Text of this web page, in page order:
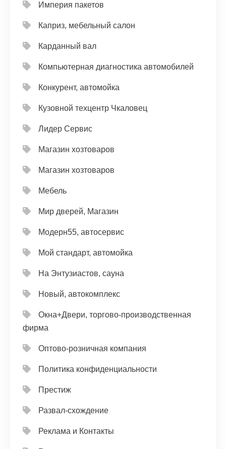
Империя пакетов
Каприз, мебельный салон
Карданный вал
Компьютерная диагностика автомобилей
Конкурент, автомойка
Кузовной техцентр Чкаловец
Лидер Сервис
Магазин хозтоваров
Магазин хозтоваров
Мебель
Мир дверей, Магазин
Модерн55, автосервис
Мой стандарт, автомойка
На Энтузиастов, сауна
Новый, автокомплекс
Окна+Двери, торгово-производственная
фирма
Оптово-розничная компания
Политика конфиденциальности
Престиж
Развал-схождение
Реклама и Контакты